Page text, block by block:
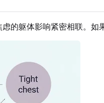
的躯体影响紧密相联。如